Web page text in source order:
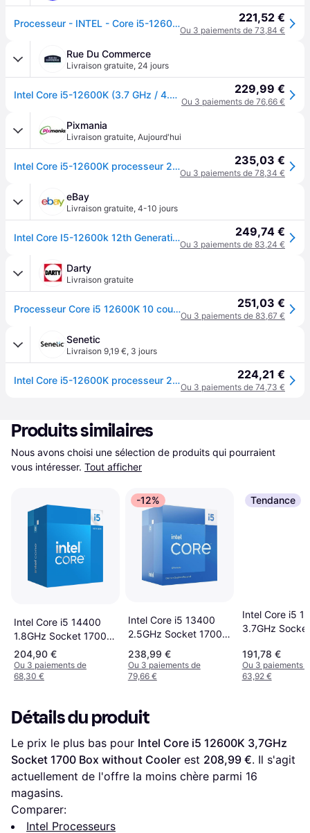
Processeur - INTEL - Core i5-12600K - 10 cœurs (6P+4E) - Socket LGA1700 - Chipset Série 600 - TDP 125W (BX8071512600K) 221,52 €
Ou 3 paiements de 73,84 €
Rue Du Commerce
Livraison gratuite, 24 jours
Intel Core i5-12600K (3.7 GHz / 4.9 GHz) 229,99 €
Ou 3 paiements de 76,66 €
Pixmania
Livraison gratuite, Aujourd'hui
Intel Core i5-12600K processeur 20 Mo Smart Cache Boîte - Neuf 235,03 €
Ou 3 paiements de 78,34 €
eBay
Livraison gratuite, 4-10 jours
Intel Core I5-12600k 12th Generation Desktop Processor (base Clock: 3.7ghz Tubob 249,74 €
Ou 3 paiements de 83,24 €
Darty
Livraison gratuite
Processeur Core i5 12600K 10 cours 3,7 / 4,9 GHz 251,03 €
Ou 3 paiements de 83,67 €
Senetic
Livraison 9,19 €, 3 jours
Intel Core i5-12600K processeur 20 Mo Smart Cache Boîte BX8071512600K 224,21 €
Ou 3 paiements de 74,73 €
Produits similaires
Nous avons choisi une sélection de produits qui pourraient
vous intéresser. Tout afficher
Intel Core i5 14400
1.8GHz Socket 1700
Box
204,90 €
Ou 3 paiements de
68,30 €
-12%
Intel Core i5 13400
2.5GHz Socket 1700
Box
238,99 €
Ou 3 paiements de
79,66 €
Tendance
Intel Core i5
3.7GHz
191,78 €
Ou 3 paiements
63,92 €
Détails du produit
Le prix le plus bas pour Intel Core i5 12600K 3,7GHz
Socket 1700 Box without Cooler est 208,99 €. Il s'agit
actuellement de l'offre la moins chère parmi 16
magasins.
Comparer:
Intel Processeurs